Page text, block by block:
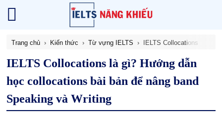
Trang chủ Kiến thức Từ vựng IELTS IELTS Collocations
IELTS Collocations là gì? Hướng dẫn
học collocations bài bản để nâng band
Speaking và Writing